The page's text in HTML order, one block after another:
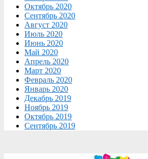
Октябрь 2020
Сентябрь 2020
Август 2020
Июль 2020
Июнь 2020
Май 2020
Апрель 2020
Март 2020
Февраль 2020
Январь 2020
Декабрь 2019
Ноябрь 2019
Октябрь 2019
Сентябрь 2019